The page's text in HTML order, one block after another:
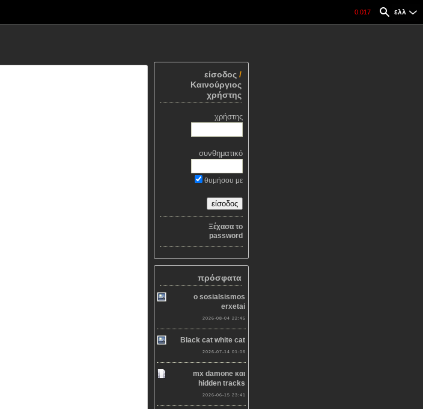
ελλ
0.017
είσοδος/
Καινούργιος
χρήστης
χρήστης
συνθηματικό
θυμήσου με
Ξέχασα το
password
πρόσφατα
o sosialsismos
erxetai
2026-08-04 22:45
Black cat white cat
2026-07-14 01:06
mx damone και
hidden tracks
2026-06-15 23:41